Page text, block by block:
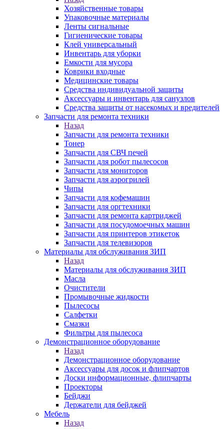
Хозяйственные товары
Упаковочные материалы
Ленты сигнальные
Гигиенические товары
Клей универсальный
Инвентарь для уборки
Емкости для мусора
Коврики входные
Медицинские товары
Средства индивидуальной защиты
Аксессуары и инвентарь для санузлов
Средства защиты от насекомых и вредителей
Запчасти для ремонта техники
Назад
Запчасти для ремонта техники
Тонер
Запчасти для СВЧ печей
Запчасти для робот пылесосов
Запчасти для мониторов
Запчасти для аэрогрилей
Чипы
Запчасти для кофемашин
Запчасти для оргтехники
Запчасти для ремонта картриджей
Запчасти для посудомоечных машин
Запчасти для принтеров этикеток
Запчасти для телевизоров
Материалы для обслуживания ЗИП
Назад
Материалы для обслуживания ЗИП
Масла
Очистители
Промывочные жидкости
Пылесосы
Салфетки
Смазки
Фильтры для пылесоса
Демонстрационное оборудование
Назад
Демонстрационное оборудование
Аксессуары для досок и флипчартов
Доски информационные, флипчарты
Проекторы
Бейджи
Держатели для бейджей
Мебель
Назад